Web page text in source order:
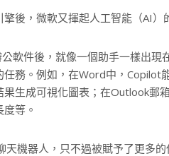
後，微軟又揮起人工智能（AI）
軟件後，就像一個助手一樣出
務。例如，在Word中，Copilot
生成可視化圖表；在Outlook郵
等。
機器人，只不過被賦予了更多